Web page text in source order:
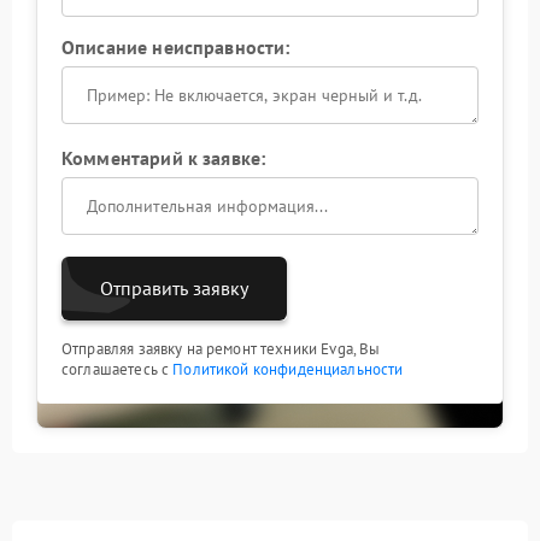
Описание неисправности:
Комментарий к заявке:
Отправить заявку
Отправляя заявку на ремонт техники Evga, Вы
соглашаетесь с Политикой конфиденциальности